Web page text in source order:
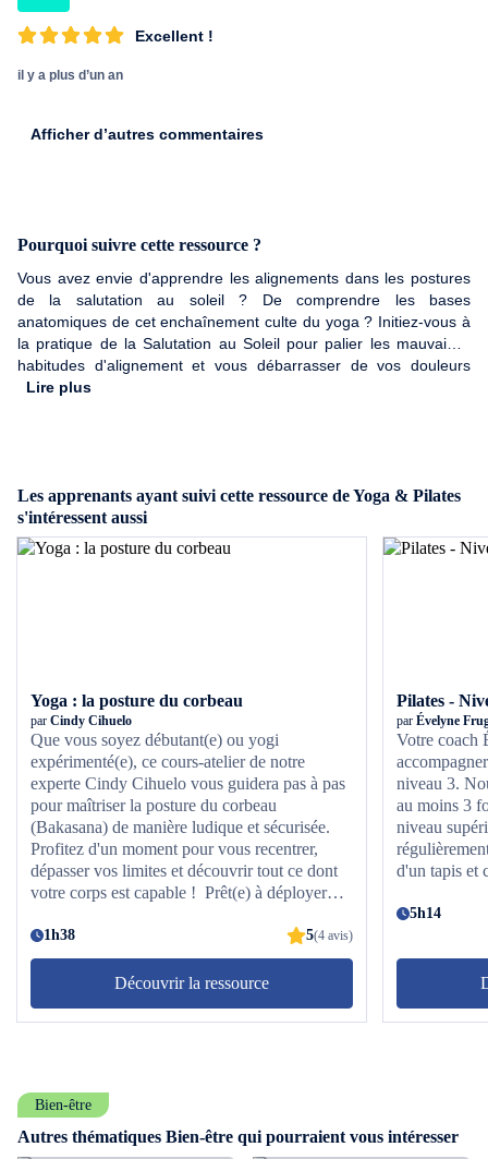
Excellent !
il y a plus d’un an
Afficher d’autres commentaires
Pourquoi suivre cette ressource ?
Vous avez envie d'apprendre les alignements dans les postures
de la salutation au soleil ? De comprendre les bases
anatomiques de cet enchaînement culte du yoga ? Initiez-vous à
la pratique de la Salutation au Soleil pour palier les mauvaises
habitudes d'alignement et vous débarrasser de vos douleurs
chroniques, à travers un enchaînement de postures accessible à
Lire plus
Les apprenants ayant suivi cette ressource de Yoga & Pilates
s'intéressent aussi
Yoga : la posture du corbeau
par Cindy Cihuelo
Que vous soyez débutant(e) ou yogi
expérimenté(e), ce cours-atelier de notre
experte Cindy Cihuelo vous guidera pas à pas
pour maîtriser la posture du corbeau
(Bakasana) de manière ludique et sécurisée.
Profitez d'un moment pour vous recentrer,
dépasser vos limites et découvrir tout ce dont
votre corps est capable ! Prêt(e) à déployer
vous surprendre par vos capacités !
1h38 5(4 avis)
Découvrir la ressource
Pilates -
par Évelyne
Votre coach
niveau 3.
au moins 3
niveau
d'un tapis et
5h14
Bien-être
Autres thématiques Bien-être qui pourraient vous intéresser